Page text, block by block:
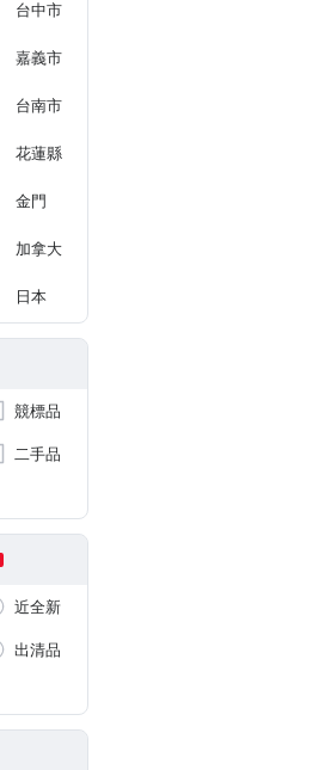
台中市
嘉義市
台南市
花蓮縣
金門
加拿大
日本
競標品
二手品
近全新
出清品